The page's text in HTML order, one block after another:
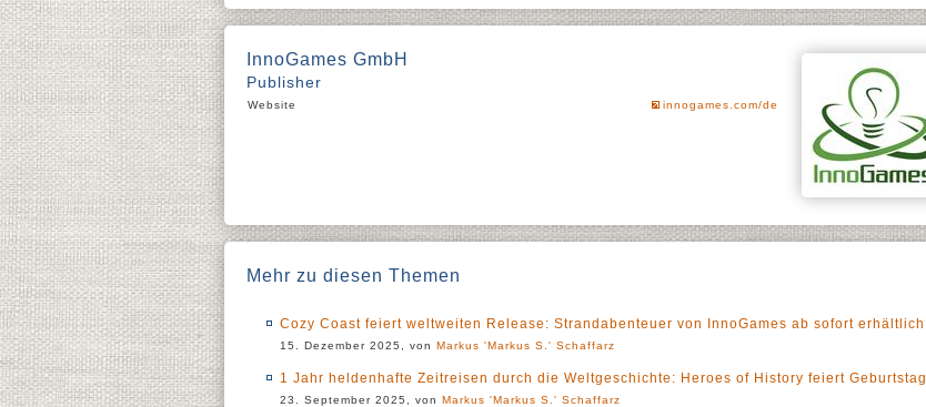
InnoGames GmbH
Publisher
Website innogames.com/de
Mehr zu diesen Themen
Cozy Coast feiert weltweiten Release: Strandabenteuer von InnoGames ab sofort erhältlich
15. Dezember 2025, von Markus 'Markus S.' Schaffarz
1 Jahr heldenhafte Zeitreisen durch die Weltgeschichte: Heroes of History feiert Geburtstag
23. September 2025, von Markus 'Markus S.' Schaffarz